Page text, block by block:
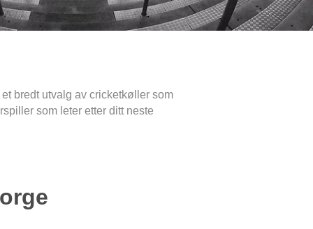
bredt utvalg av cricketkøller som
som leter etter ditt neste